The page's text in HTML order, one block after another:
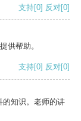
支持[0] 反对[0]
供帮助。
支持[0] 反对[0]
的知识。老师的讲